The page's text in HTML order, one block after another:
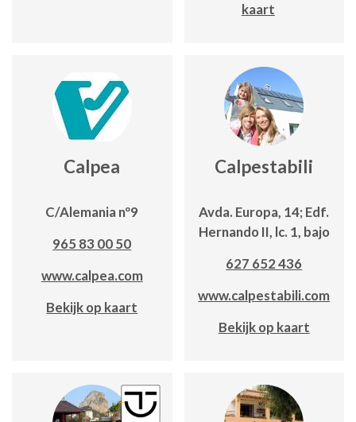
kaart
Calpea
C/Alemania nº9
965 83 00 50
www.calpea.com
Bekijk op kaart
Calpestabili
Avda. Europa, 14; Edf.
Hernando II, lc. 1, bajo
627 652 436
www.calpestabili.com
Bekijk op kaart